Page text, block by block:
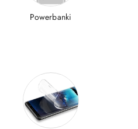
Powerbanki